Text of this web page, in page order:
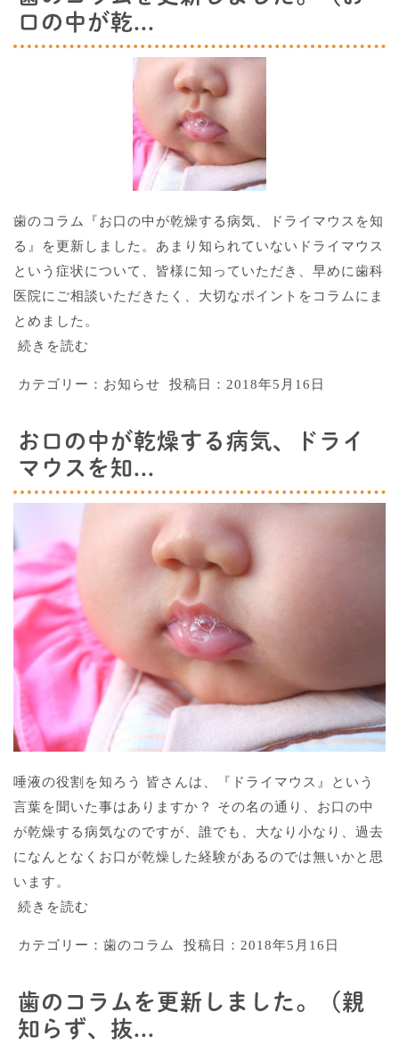
口の中が乾...
歯のコラム『お口の中が乾燥する病気、ドライマウスを知
る』を更新しました。あまり知られていないドライマウス
という症状について、皆様に知っていただき、早めに歯科
医院にご相談いただきたく、大切なポイントをコラムにま
とめました。
続きを読む
カテゴリー： お知らせ 投稿日： 2018年5月16日
お口の中が乾燥する病気、ドライ
マウスを知...
唾液の役割を知ろう 皆さんは、『ドライマウス』という
言葉を聞いた事はありますか？ その名の通り、お口の中
が乾燥する病気なのですが、誰でも、大なり小なり、過去
になんとなくお口が乾燥した経験があるのでは無いかと思
います。
続きを読む
カテゴリー： 歯のコラム 投稿日： 2018年5月16日
歯のコラムを更新しました。（親
知らず、抜...